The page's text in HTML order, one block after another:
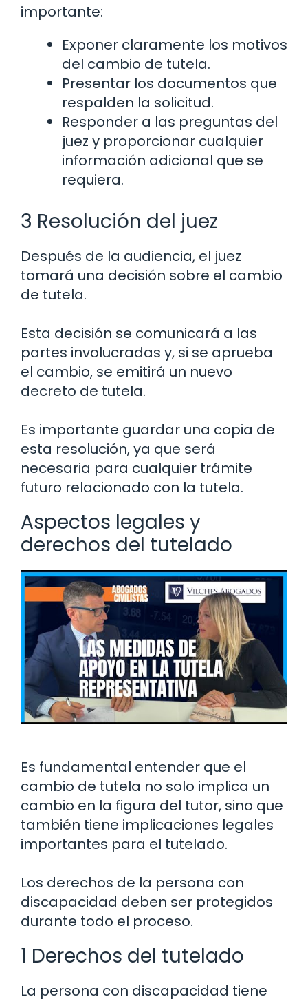
importante:
Exponer claramente los motivos
del cambio de tutela.
Presentar los documentos que
respalden la solicitud.
Responder a las preguntas del
juez y proporcionar cualquier
información adicional que se
requiera.
3 Resolución del juez
Después de la audiencia, el juez
tomará una decisión sobre el cambio
de tutela.
Esta decisión se comunicará a las
partes involucradas y, si se aprueba
el cambio, se emitirá un nuevo
decreto de tutela.
Es importante guardar una copia de
esta resolución, ya que será
necesaria para cualquier trámite
futuro relacionado con la tutela.
Aspectos legales y
derechos del tutelado
Es fundamental entender que el
cambio de tutela no solo implica un
cambio en la figura del tutor, sino que
también tiene implicaciones legales
importantes para el tutelado.
Los derechos de la persona con
discapacidad deben ser protegidos
durante todo el proceso.
1 Derechos del tutelado
La persona con discapacidad tiene